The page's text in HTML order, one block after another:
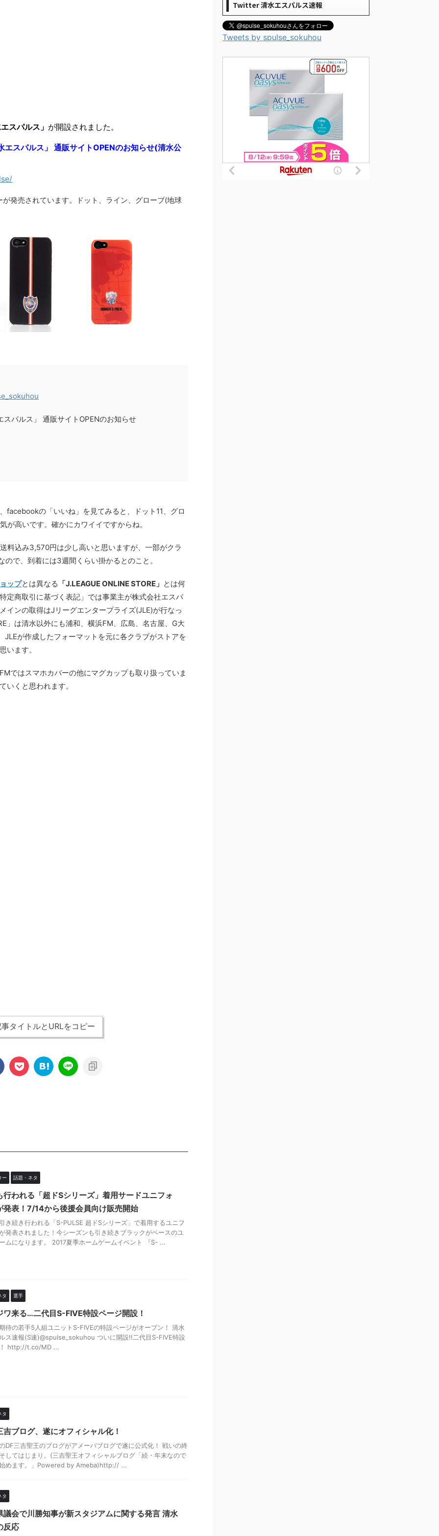
スパルス」 が開設されました。
エスパルス」 通販サイトOPENのお知らせ(清水公
発売されています。ドット、ライン、グローブ(地球
スパルス」 通販サイトOPENのお知らせ
facebookの「いいね」を見てみると、ドット11、グロ
が高いです。確かにカワイイですからね。
料込み3,570円は少し高いと思いますが、一部がクラ
で、到着には3週間くらい掛かるとのこと。
ップとは異なる 「J.LEAGUE ONLINE STORE」 とは何
定商取引に基づく表記」では事業主が株式会社エスパ
インの取得はJリーグエンタープライズ(JLE)が行なっ
」は清水以外にも浦和、横浜FM、広島、名古屋、G大
が作成したフォーマットを元に各クラブがストアを
います。
ではスマホカバーの他にマグカップも取り扱っていま
いくと思われます。
タイトルとURLをコピー
ー 話題・ネタ
行われる「超ドSシリーズ」着用サードユニフォ
発表！7/14から後援会員向け販売開始
き続き行われる「S-PULSE 超ドSシリーズ」で着用するユニフ
発表されました！今シーズンも引き続きブラックがベースのユ
ムになります。 2017夏季ホームゲームイベント 『S- ...
タ 選手
ワ来る…二代目S-FIVE特設ページ開設！
待の若手5人組ユニットS-FIVEの特設ページがオープン！ 清水
ス速報(S速)@spulse_sokuhou ついに開設!!二代目S-FIVE特設
http://t.co/MD ...
タ
吉ブログ、遂にオフィシャル化！
DF三吉聖王のブログがアメーバブログで遂に公式化！ 戦いの終
してはじまり。(三吉聖王オフィシャルブログ「続・年末なので
めます。」Powered by Ameba)http:// ...
タ
議会で川勝知事が新スタジアムに関する発言 清水
反応
Twitter 清水エスパルス速報
Tweets by spulse_sokuhou